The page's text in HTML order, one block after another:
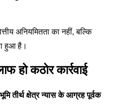
अनियमितता का नहीं, बल्कि
हुआ है।
हो कठोर कार्रवाई
तीर्थ क्षेत्र न्यास के आग्रह पूर्वक